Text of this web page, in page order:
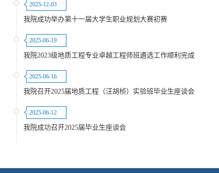
2025-12-03
我院成功举办第十一届大学生职业规划大赛初赛
2025-06-19
我院2023级地质工程专业卓越工程师班遴选工作顺利完成
2025-06-16
我院召开2025届地质工程（汪胡桢）实验班毕业生座谈会
2025-06-12
我院成功召开2025届毕业生座谈会